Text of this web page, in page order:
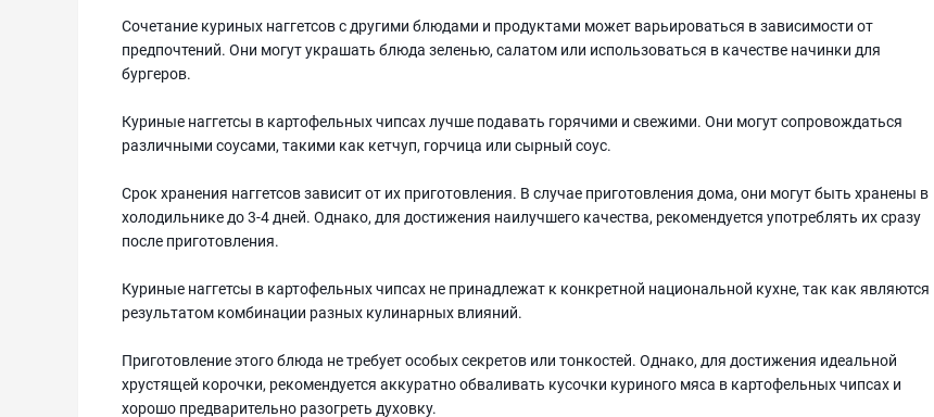
Сочетание куриных наггетсов с другими блюдами и продуктами может варьироваться в зависимости от
предпочтений. Они могут украшать блюда зеленью, салатом или использоваться в качестве начинки для
бургеров.
Куриные наггетсы в картофельных чипсах лучше подавать горячими и свежими. Они могут сопровождаться
различными соусами, такими как кетчуп, горчица или сырный соус.
Срок хранения наггетсов зависит от их приготовления. В случае приготовления дома, они могут быть хранены в
холодильнике до 3-4 дней. Однако, для достижения наилучшего качества, рекомендуется употреблять их сразу
после приготовления.
Куриные наггетсы в картофельных чипсах не принадлежат к конкретной национальной кухне, так как являются
результатом комбинации разных кулинарных влияний.
Приготовление этого блюда не требует особых секретов или тонкостей. Однако, для достижения идеальной
хрустящей корочки, рекомендуется аккуратно обваливать кусочки куриного мяса в картофельных чипсах и
хорошо предварительно разогреть духовку.